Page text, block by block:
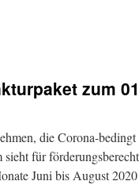
zum
die Corona-bedingt
für
Juni bis August